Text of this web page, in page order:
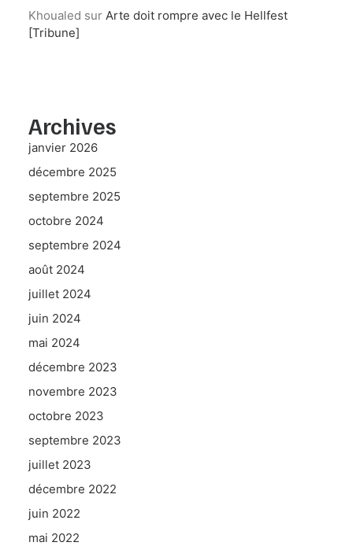
Khoualed sur Arte doit rompre avec le Hellfest
[Tribune]
Archives
janvier 2026
décembre 2025
septembre 2025
octobre 2024
septembre 2024
août 2024
juillet 2024
juin 2024
mai 2024
décembre 2023
novembre 2023
octobre 2023
septembre 2023
juillet 2023
décembre 2022
juin 2022
mai 2022